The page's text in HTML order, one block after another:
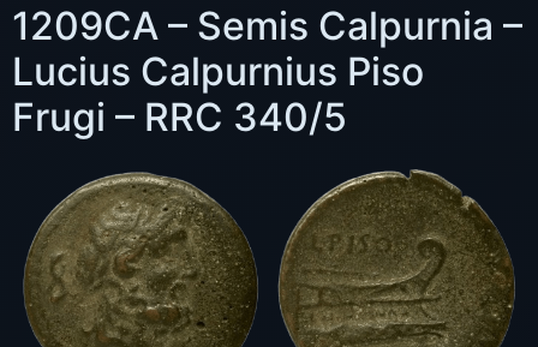
1209CA – Semis Calpurnia –
Lucius Calpurnius Piso
Frugi – RRC 340/5